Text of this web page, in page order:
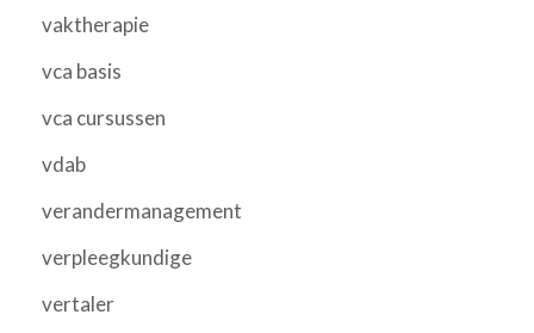
vaktherapie
vca basis
vca cursussen
vdab
verandermanagement
verpleegkundige
vertaler